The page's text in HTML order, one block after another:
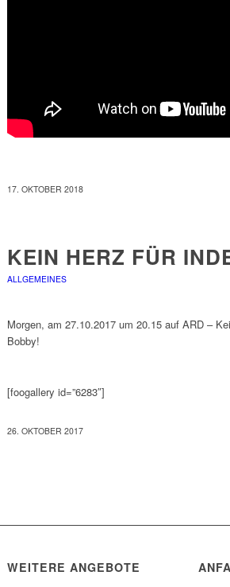
17. OKTOBER 2018
KEIN HERZ FÜR
ALLGEMEINES
Morgen, am 27.10.2017 um 20.15 auf ARD –
Bobby!
[foogallery id=”6283″]
26. OKTOBER 2017
WEITERE ANGEBOTE